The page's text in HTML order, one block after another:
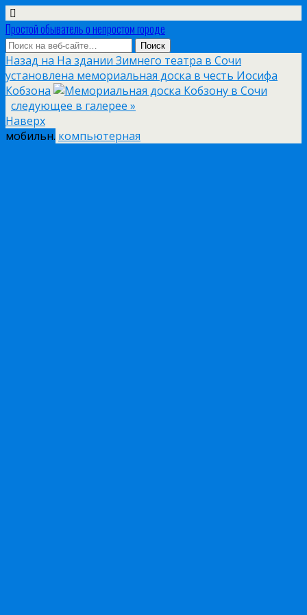
Простой обыватель о непростом городе
Назад на На здании Зимнего театра в Сочи
установлена мемориальная доска в честь Иосифа
Кобзона
следующее в галерее »
Наверх
мобильн. компьютерная